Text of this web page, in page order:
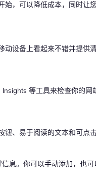
，可以降低成本，同时让
设备上看起来不错并提供
等工具来检查你的网
、易于阅读的文本和可点
息。你可以手动添加，也